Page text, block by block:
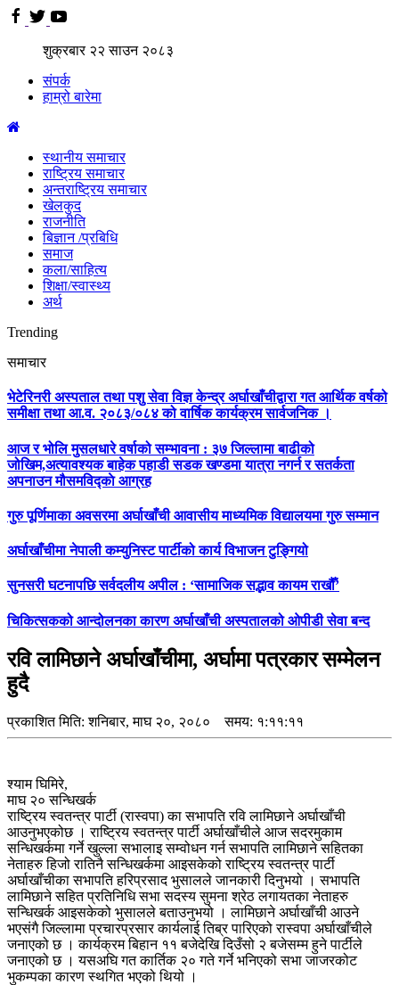
शुक्रबार २२साउन २०८३
संपर्क
हाम्रो बारेमा
स्थानीय समाचार
राष्ट्रिय समाचार
अन्तराष्ट्रिय समाचार
खेलकुद
राजनीति
बिज्ञान /प्रबिधि
समाज
कला/साहित्य
शिक्षा/स्वास्थ्य
अर्थ
Trending
समाचार
भेटेरिनरी अस्पताल तथा पशु सेवा विज्ञ केन्द्र अर्घाखाँचीद्वारा गत आर्थिक वर्षको
समीक्षा तथा आ.व. २०८३/०८४ को वार्षिक कार्यक्रम सार्वजनिक ।
आज र भोलि मुसलधारे वर्षाको सम्भावना : ३७ जिल्लामा बाढीको
जोखिम,अत्यावश्यक बाहेक पहाडी सडक खण्डमा यात्रा नगर्न र सतर्कता
अपनाउन मौसमविद्काे आग्रह
गुरु पूर्णिमाका अवसरमा अर्घाखाँची आवासीय माध्यमिक विद्यालयमा गुरु सम्मान
अर्घाखाँचीमा नेपाली कम्युनिस्ट पार्टीको कार्य विभाजन टुङ्गियो
सुनसरी घटनापछि सर्वदलीय अपील : ‘सामाजिक सद्भाव कायम राखौँ’
चिकित्सकको आन्दोलनका कारण अर्घाखाँची अस्पतालको ओपीडी सेवा बन्द
रवि लामिछाने अर्घाखाँचीमा, अर्घामा पत्रकार सम्मेलन
हुदै
प्रकाशित मिति:शनिबार, माघ २०, २०८० समय: १:११:११
श्याम घिमिरे,
माघ २० सन्धिखर्क
राष्ट्रिय स्वतन्त्र पार्टी (रास्वपा) का सभापति रवि लामिछाने अर्घाखाँची
आउनुभएकोछ । राष्ट्रिय स्वतन्त्र पार्टी अर्घाखाँचीले आज सदरमुकाम
सन्धिखर्कमा गर्ने खुल्ला सभालाइ सम्वोधन गर्न सभापति लामिछाने सहितका
नेताहरु हिजो रातिनै सन्धिखर्कमा आइसकेको राष्ट्रिय स्वतन्त्र पार्टी
अर्घाखाँचीका सभापति हरिप्रसाद भुसालले जानकारी दिनुभयो । सभापति
लामिछाने सहित प्रतिनिधि सभा सदस्य सुमना श्रेठ लगायतका नेताहरु
सन्धिखर्क आइसकेको भुसालले बताउनुभयो । लामिछाने अर्घाखाँची आउने
भएसंगै जिल्लामा प्रचारप्रसार कार्यलाई तिब्र पारिएको रास्वपा अर्घाखाँचीले
जनाएको छ । कार्यक्रम बिहान ११ बजेदेखि दिउँसो २ बजेसम्म हुने पार्टीले
जनाएको छ । यसअघि गत कार्तिक २० गते गर्ने भनिएको सभा जाजरकोट
भुकम्पका कारण स्थगित भएको थियो ।